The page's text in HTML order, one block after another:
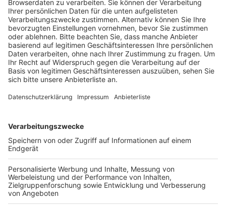
vernommen und die Kommunikationsdaten
ausgewertet worden.
Veröffentlicht:Samstag, 20.04.2024 11:11
Anzeige
Ob und wann es zu einem Prozess kommt, ist aber
zwei Beschuldigte wegen des Verdachts der
fahrlässigen Tötung. Zwei Arbeiter waren Anfang Mai
von dem Intercity erfasst worden, fünf Kollegen
konnten im letzten Moment zur Seite springen. Die
Männer hatten im Auftrag der Deutschen Bahn
Arbeiten im Gleisbett durchgeführt. Als sie auf die
Schienen gingen, waren sie davon ausgegangen, dass
die Strecke bereits gesperrt ist – das war aber nicht